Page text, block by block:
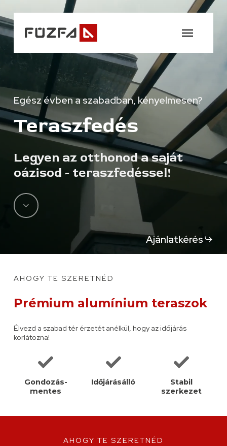
to
main
content
Egész évben a szabadban, kényelmesen?
Teraszfedés
Legyen az otthonod a saját
oázisod - teraszfedéssel!
Navigate
the
next
section
Ajánlatkérés
AHOGY TE SZERETNÉD
Prémium alumínium teraszok
Élvezd a szabad tér érzetét anélkül, hogy az időjárás
korlátozna!
Gondozás-
mentes
Időjárásálló
Stabil
szerkezet
AHOGY TE SZERETNÉD
1
of
9,